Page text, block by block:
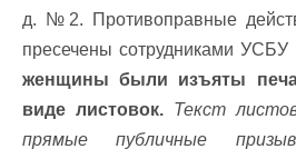
д. №2. Противоправные
пресечены сотрудниками УСБУ
женщины были изъяты
виде листовок. Текст
прямые публичные